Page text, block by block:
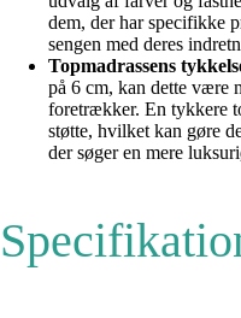
dem, der har specifikke
sengen med deres
Topmadrassens
på 6 cm, kan dette være
foretrækker. En tykkere
støtte, hvilket kan gøre
der søger en mere